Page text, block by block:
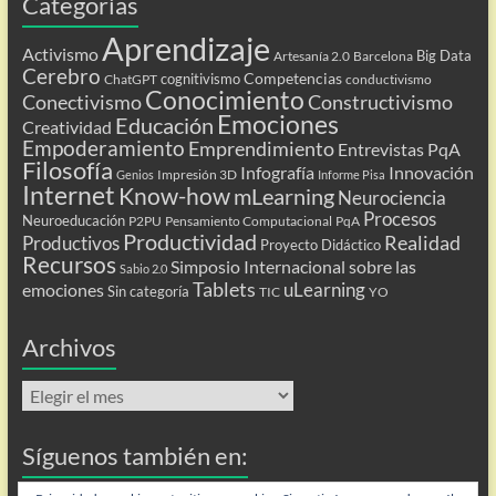
Activismo Aprendizaje Artesanía 2.0 Barcelona Big Data
Cerebro ChatGPT cognitivismo Competencias conductivismo
ConectivismoConocimientoConstructivismo
Creatividad Educación Emociones
Empoderamiento Emprendimiento Entrevistas PqA
Filosofía Genios Impresión 3D Infografía Informe Pisa Innovación
Internet Know-howmLearning Neurociencia
Neuroeducación P2PU Pensamiento Computacional PqA Procesos
Productivos Productividad Proyecto Didáctico Realidad
Recursos Sabio 2.0 Simposio Internacional sobre las
emociones Sin categoría Tablets TIC uLearning YO
Archivos
Archivos
Síguenos también en: